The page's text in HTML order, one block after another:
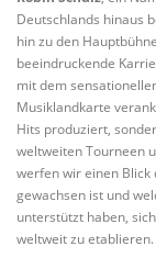
PRIVATIER
Deutschlands hinaus
hin zu den
beeindruckende
mit dem
Musiklandkarte
Hits produziert,
weltweiten Tourneen
werfen wir einen Blick
gewachsen ist und
unterstützt haben,
weltweit zu etablieren.